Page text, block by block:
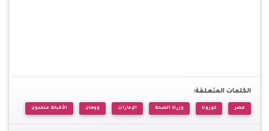
الكلمات المتعلقة:
مصر كورونا وزراة الصحة الإمارات ووهان الأقباط متحدون